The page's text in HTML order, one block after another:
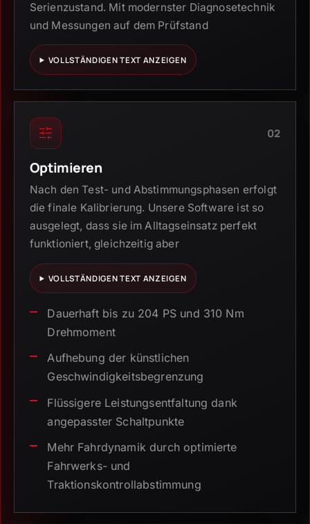
Serienzustand. Mit modernster Diagnosetechnik
und Messungen auf dem Prüfstand
VOLLSTÄNDIGEN TEXT ANZEIGEN
02
Optimieren
Nach den Test- und Abstimmungsphasen erfolgt
die finale Kalibrierung. Unsere Software ist so
ausgelegt, dass sie im Alltagseinsatz perfekt
funktioniert, gleichzeitig aber
VOLLSTÄNDIGEN TEXT ANZEIGEN
Dauerhaft bis zu 204 PS und 310 Nm
Drehmoment
Aufhebung der künstlichen
Geschwindigkeitsbegrenzung
Flüssigere Leistungsentfaltung dank
angepasster Schaltpunkte
Mehr Fahrdynamik durch optimierte
Fahrwerks- und
Traktionskontrollabstimmung